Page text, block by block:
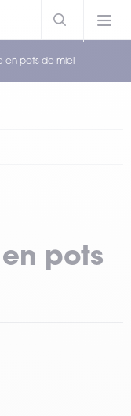
en pots de miel
pots